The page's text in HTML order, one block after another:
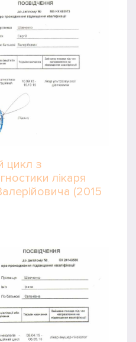
цикл з
лікаря
(2015